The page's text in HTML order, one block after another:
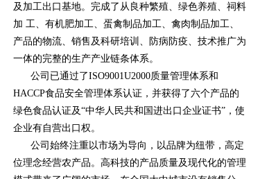
及加工出口基地。完成了从良种繁殖、绿色养殖、祠料
加 工、有机肥加工、蛋禽制品加工、禽肉制品加工、
产品的物流、销售及科研培训、防病防疫、技术推广为
一体的完整的生产产业链条体系。
公司已通过了ISO9001U2000质量管理体系和
HACCP食品安全管理体系认证，并获得了六个产品的
绿色食品认证及“中华人民共和国进出口企业证书”，使
企业有自营出口权。
公司始终注重以市场为导向，以品牌为纽带，高定
位理念经营农产品。高科技的产品质量及现代化的管理